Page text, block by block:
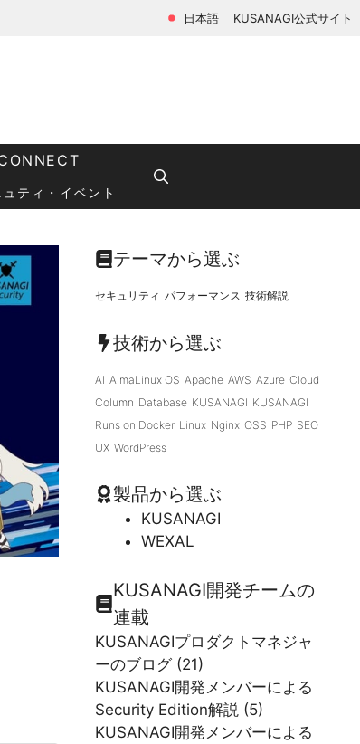
日本語 KUSANAGI公式サイト
ュティ・イベント
テーマから選ぶ
セキュリティ パフォーマンス 技術解説
技術から選ぶ
AI AlmaLinux OS Apache AWS Azure Cloud
Column Database KUSANAGI KUSANAGI
Runs on Docker Linux Nginx OSS PHP SEO
UX WordPress
製品から選ぶ
KUSANAGI
WEXAL
KUSANAGI開発チームの
連載
KUSANAGIプロダクトマネジャ
ーのブログ(21)
KUSANAGI開発メンバーによる
Security Edition解説 (5)
KUSANAGI開発メンバーによる